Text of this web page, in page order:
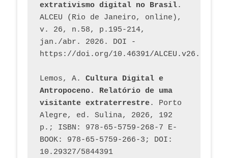
extrativismo digital no Brasil.
ALCEU (Rio de Janeiro, online),
v. 26, n.58, p.195-214,
jan./abr. 2026. DOI -
https://doi.org/10.46391/
Lemos, A. Cultura Digital e
Antropoceno. Relatório de uma
visitante extraterrestre. Porto
Alegre, ed. Sulina, 2026, 192
p.; ISBN: 978-65-5759-268-7 E-
BOOK: 978-65-5759-266-3; DOI:
10.29327/5844391